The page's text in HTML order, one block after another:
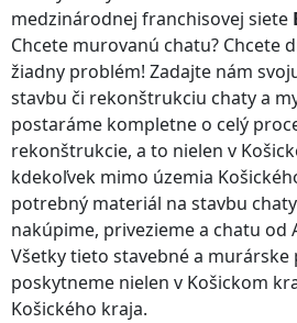
medzinárodnej franchisovej siete
Chcete murovanú chatu? Chcete
žiadny problém! Zadajte nám
stavbu či rekonštrukciu chaty a
postaráme kompletne o celý
rekonštrukcie, a to nielen v
kdekoľvek mimo územia
potrebný materiál na stavbu
nakúpime, privezieme a chatu od
Všetky tieto stavebné a murárske
poskytneme nielen v Košickom
Košického kraja.